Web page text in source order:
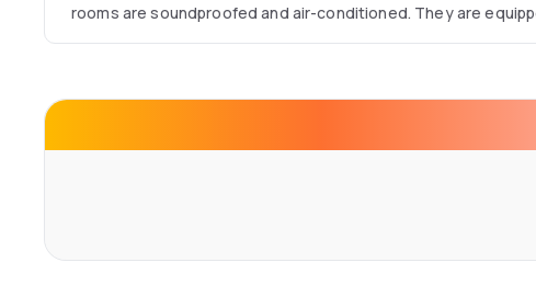
rooms are soundproofed and air-conditioned. They are